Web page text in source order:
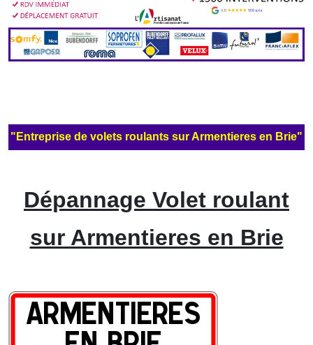
"Entreprise de volets roulants sur Armentieres en Brie"
Dépannage Volet roulant
sur Armentieres en Brie